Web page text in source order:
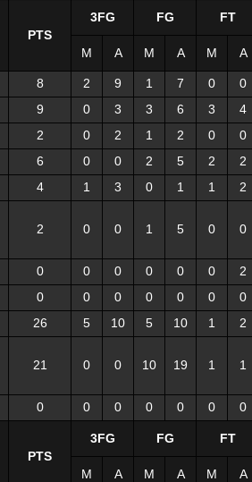
PTS
3FG FG FT
M A M A M A
8 2 9 1 7 0
0
9 0 3 3 6 3
4
2 0 2 1 2 0
0
6 0 0 2 5 2
2
4 1 3 0 1 1 2
2 0 0 1 5 0 0
0 0 0 0 0 0
2
0 0 0 0 0 0
0
26 5 10 5 10 1 2
21 0 0 10 19 1 1
0 0 0 0 0 0 0
PTS
3FG FG FT
M A M A M A